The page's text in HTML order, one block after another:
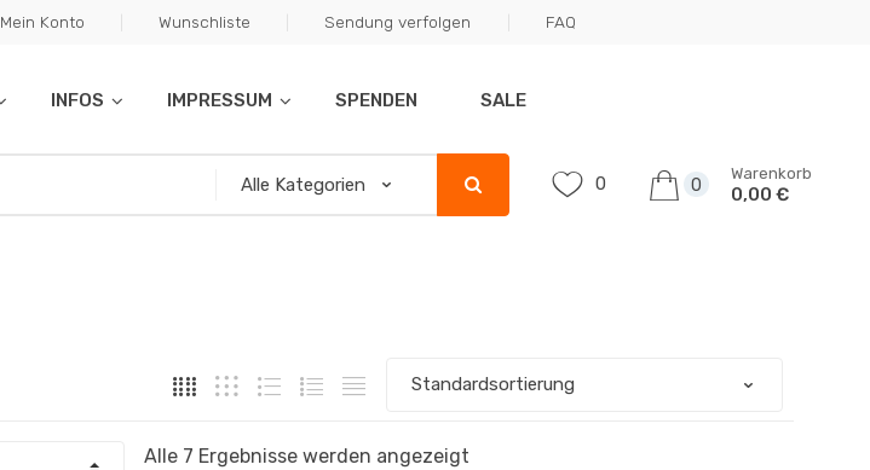
Mein Konto Wunschliste Sendung verfolgen FAQ
INFOS IMPRESSUM SPENDEN SALE
0 0
Warenkorb
0,00 €
Alle 7 Ergebnisse werden angezeigt